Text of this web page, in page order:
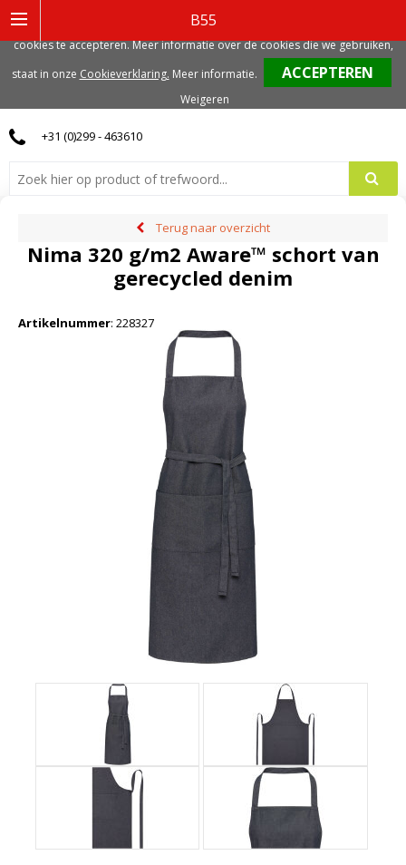
B55
0
+31 (0)299 - 463610
Terug naar overzicht
Nima 320 g/m2 Aware™ schort van
gerecycled denim
Artikelnummer: 228327
gerelateerde cookies. Voor de beste gebruikerservaring, adviseren we deze
cookies te accepteren. Meer informatie over de cookies die we gebruiken,
staat in onze Cookieverklaring. Meer informatie.
Weigeren